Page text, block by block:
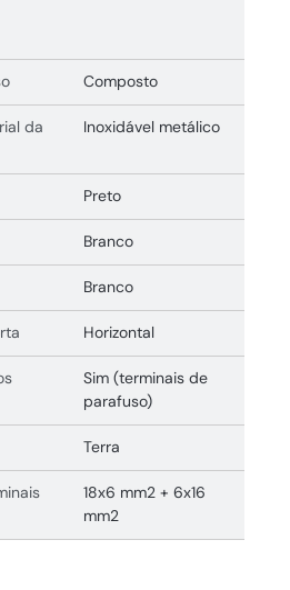
Composto
da
Inoxidável metálico
Preto
Branco
Branco
Horizontal
Sim (terminais de
parafuso)
Terra
18x6 mm2 + 6x16
mm2